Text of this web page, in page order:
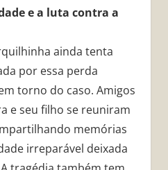
e a luta contra a
ainda tenta
por essa perda
torno do caso. Amigos
e seu filho se reuniram
memórias
irreparável deixada